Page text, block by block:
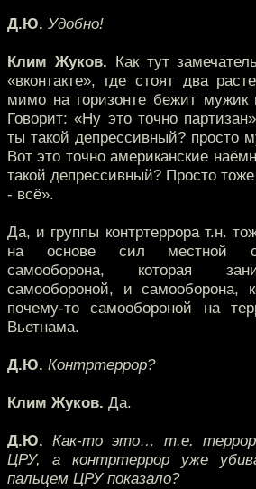
Д.Ю. Удобно!
Клим Жуков. Как тут
«вконтакте», где стоят два
мимо на горизонте бежит
Говорит: «Ну это точно
ты такой депрессивный? просто
Вот это точно американские
такой депрессивный? Просто
- всё».
Да, и группы контртеррора т.н.
на основе сил местной
самооборона, которая
самообороной, и самооборона,
почему-то самообороной на
Вьетнама.
Д.Ю. Контртеррор?
Клим Жуков. Да.
Д.Ю. Как-то это… т.е.
ЦРУ, а контртеррор уже
пальцем ЦРУ показало?